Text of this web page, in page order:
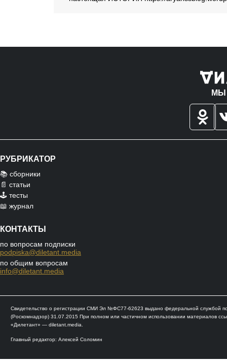
МЫ
РУБРИКАТОР
📚 сборники
📄 статьи
🕹️ тесты
📖 журнал
КОНТАКТЫ
по вопросам подписки
podpiska@diletant.media
по общим вопросам
info@diletant.media
Свидетельство о регистрации СМИ Эл №ФС77-62623 выдано федеральной службой
(Роскомнадзор) 31.07.2015 При полном или частичном использовании материалов
«Дилетант» — diletant.media.
Главный редактор: Алексей Соломин